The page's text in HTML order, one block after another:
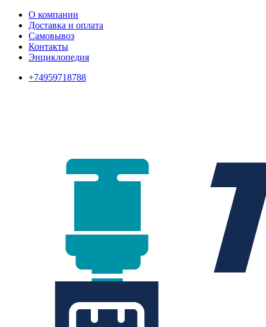
О компании
Доставка и оплата
Самовывоз
Контакты
Энциклопедия
+74959718788